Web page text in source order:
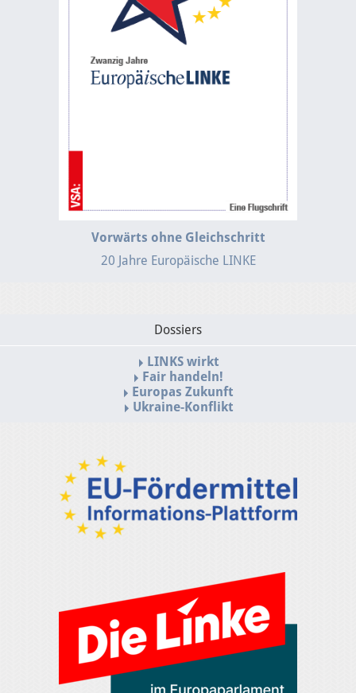
Vorwärts ohne Gleichschritt
20 Jahre Europäische LINKE
Dossiers
LINKS wirkt
Fair handeln!
Europas Zukunft
Ukraine-Konflikt